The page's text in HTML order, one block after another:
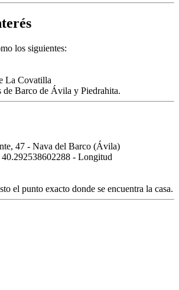
los siguientes:
La Covatilla
de Barco de Ávila y Piedrahita.
47 - Nava del Barco (Ávila)
- Longitud
el punto exacto donde se encuentra la casa.